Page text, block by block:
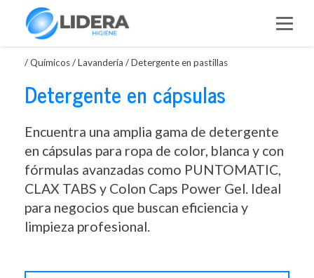
/Químicos/Lavandería /Detergente en pastillas
Detergente en cápsulas
Encuentra una amplia gama de detergente
en cápsulas para ropa de color, blanca y con
fórmulas avanzadas como PUNTOMATIC,
CLAX TABS y Colon Caps Power Gel. Ideal
para negocios que buscan eficiencia y
limpieza profesional.